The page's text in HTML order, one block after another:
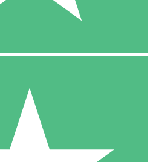
10 Downloads
20 00